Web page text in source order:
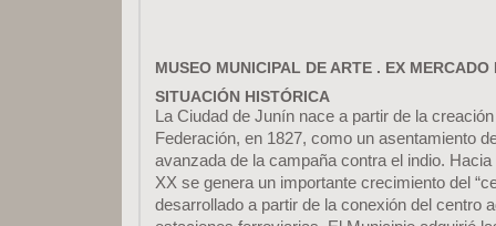
MUSEO MUNICIPAL DE ARTE . EX MERCADO
SITUACIÓN HISTÓRICA
La Ciudad de Junín nace a partir de la
Federación, en 1827, como un asentamiento
avanzada de la campaña contra el indio.
XX se genera un importante crecimiento del
desarrollado a partir de la conexión del centro